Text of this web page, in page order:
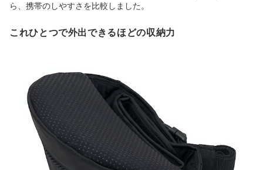
ら、携帯のしやすさを比較しました。
これひとつで外出できるほどの収納力